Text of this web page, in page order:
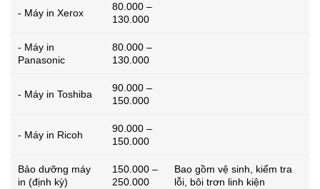
- Máy in Xerox
80.000 –
130.000
- Máy in
Panasonic
80.000 –
130.000
- Máy in Toshiba
90.000 –
150.000
- Máy in Ricoh
90.000 –
150.000
Bảo dưỡng máy
in (định kỳ)
150.000 –
250.000
Bao gồm vệ sinh, kiểm tra
lỗi, bôi trơn linh kiện